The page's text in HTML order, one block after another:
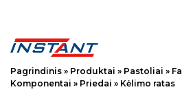
Pagrindinis » Produktai » Pastoliai »
Komponentai » Priedai » Kėlimo ratas